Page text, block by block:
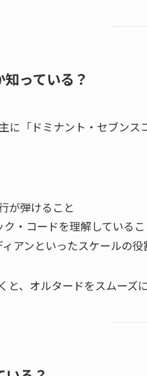
っている？
に「ドミナント・セブンス
が弾けること
・コードを理解しているこ
アンといったスケールの
と、オルタードをスムーズ